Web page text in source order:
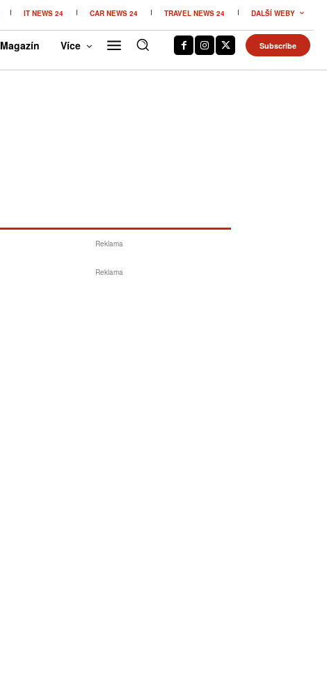
IT NEWS 24 CAR NEWS 24 TRAVEL NEWS 24 DALŠÍ WEBY
Magazín Více Subscribe
Reklama
Reklama